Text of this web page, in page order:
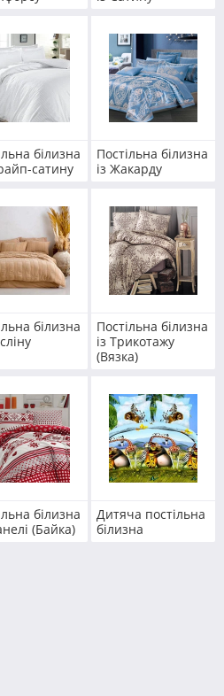
білизна
сатину
Постільна білизна
із Жакарду
білизна
Постільна білизна
із Трикотажу
(Вязка)
білизна
(Байка)
Дитяча постільна
білизна